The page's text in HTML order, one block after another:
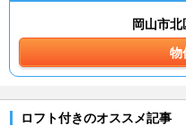
岡山市
物
ロフト付きのオススメ記事